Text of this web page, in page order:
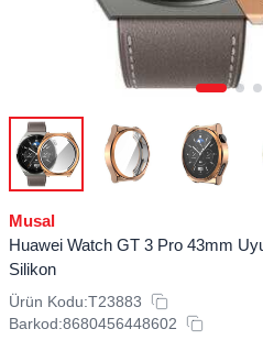
Musal
Huawei Watch GT 3 Pro 43mm
Silikon
Ürün Kodu:T23883
Barkod:8680456448602